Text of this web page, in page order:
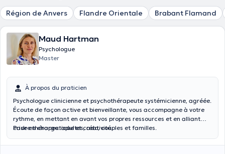
Région de Anvers Flandre Orientale Brabant Flamand
Maud Hartman
Psychologue
Master
À propos du praticien
Psychologue clinicienne et psychothérapeute systémicienne, agréée.
Écoute de façon active et bienveillante, vous accompagne à votre
rythme, en mettant en avant vos propres ressources et en alliant
cadre thérapeutique et créativité.
Prise en charge: adultes, ado, couples et familles.